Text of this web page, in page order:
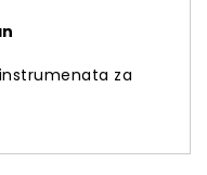
za